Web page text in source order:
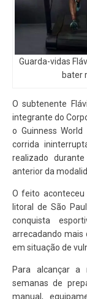
Guarda-vidas
bater
O subtenente
integrante do
o Guinness
corrida
realizado
anterior da
O feito aconteceu
litoral de São
conquista
arrecadando mais
em situação de
Para alcançar a
semanas de
manual,